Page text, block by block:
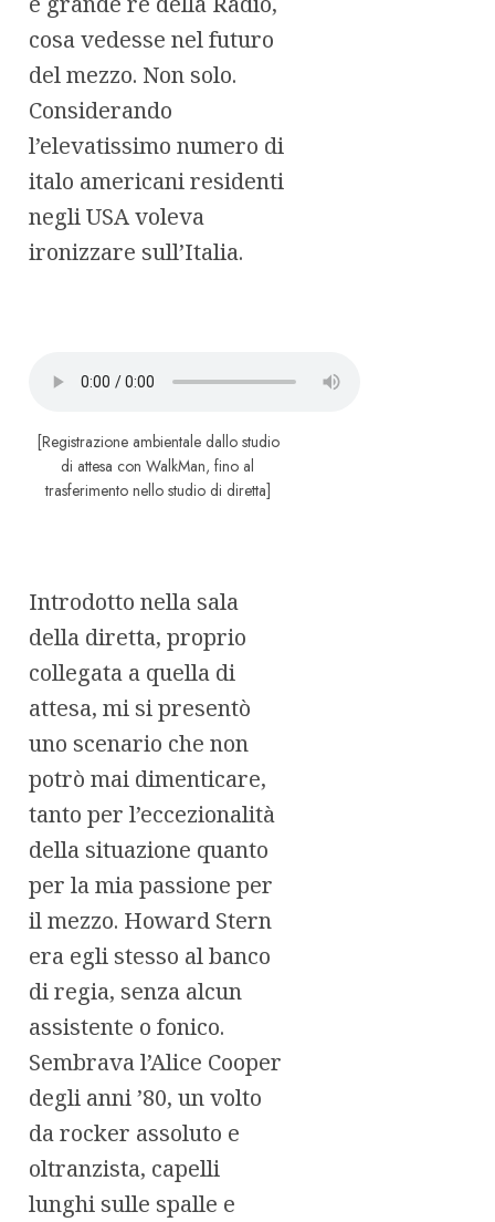
cosa vedesse nel futuro
del mezzo. Non solo.
Considerando
l’elevatissimo numero di
italo americani residenti
negli USA voleva
ironizzare sull’Italia.
[Registrazione ambientale dallo studio
di attesa con WalkMan, fino al
trasferimento nello studio di diretta]
Introdotto nella sala
della diretta, proprio
collegata a quella di
attesa, mi si presentò
uno scenario che non
potrò mai dimenticare,
tanto per l’eccezionalità
della situazione quanto
per la mia passione per
il mezzo. Howard Stern
era egli stesso al banco
di regia, senza alcun
assistente o fonico.
Sembrava l’Alice Cooper
degli anni ’80, un volto
da rocker assoluto e
oltranzista, capelli
lunghi sulle spalle e